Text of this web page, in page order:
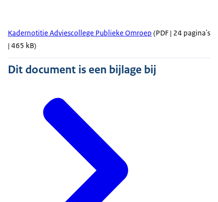
Kadernotitie Adviescollege Publieke Omroep (PDF | 24 pagina's
| 465 kB)
Dit document is een bijlage bij